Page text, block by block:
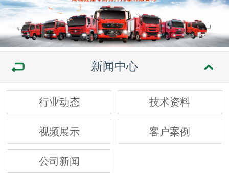
新闻中心
行业动态 技术资料
视频展示 客户案例
公司新闻